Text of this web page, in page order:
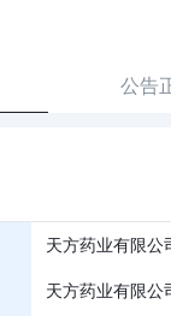
公告
天方药业有限公
天方药业有限公